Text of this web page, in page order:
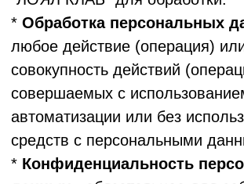
автоматически собираемые данные (кроме
необходимых технических cookie, см. раздел
7).
* Данные предоставляются Пользователем
Сервиса самостоятельно при регистрации
или в настройках профиля.
В данной категории субъектов ООО "ЛОЯЛ
КЛАБ" обрабатываются персональные
данные, полученные в связи с заключением
договора, стороной которого является